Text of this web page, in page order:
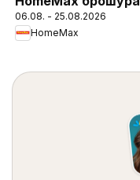
06.08. - 25.08.2026
HomeMax